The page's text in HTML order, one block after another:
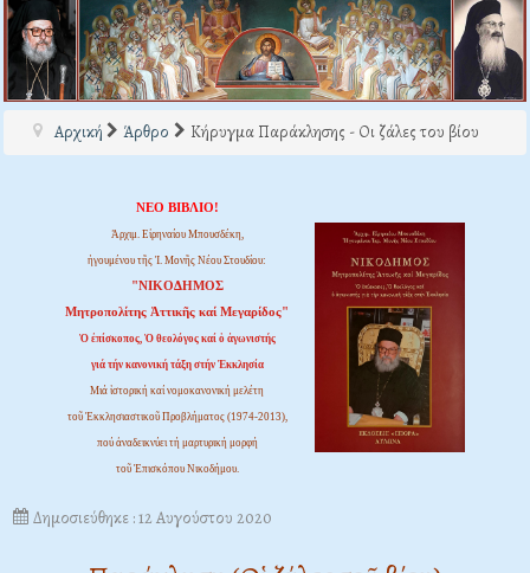
Αρχική Άρθρο Κήρυγμα Παράκλησης - Οι ζάλες του βίου
ΝΕΟ ΒΙΒΛΙΟ!
Ἀρχιμ. Εἰρηναίου Μπουσδέκη,
ἡγουμένου τῆς Ἱ. Μονῆς Νέου Στουδίου:
"ΝΙΚΟΔΗΜΟΣ
Μητροπολίτης Ἀττικῆς καί Μεγαρίδος"
Ὁ ἐπίσκοπος, Ὁ θεολόγος καί ὁ ἀγωνιστής
γιά τήν κανονική τάξη στήν Ἐκκλησία
Μιά ἱστορική καί νομοκανονική μελέτη
τοῦ Ἐκκλησιαστικοῦ Προβλήματος (1974-2013),
πού ἀναδεικνύει τή μαρτυρική μορφή
τοῦ Ἐπισκόπου Νικοδήμου.
Δημοσιεύθηκε : 12 Αυγούστου 2020